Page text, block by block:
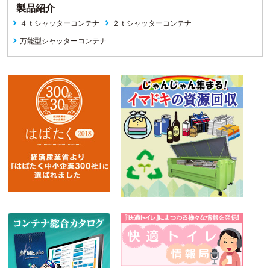
製品紹介
４ｔシャッターコンテナ
２ｔシャッターコンテナ
万能型シャッターコンテナ